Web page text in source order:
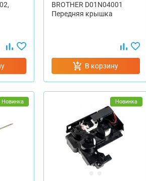
BROTHER D01N04001
Передняя крышка
В корзину
Новинка Новинка